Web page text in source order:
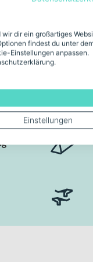
Unterstützung auf
für lange Gravel-
Scheibenbremsen
M6100 Kette für
700x45c Reifen
E-
das Orbea
auf
dir ein großartiges
findest du unter
Einstellungen anpassen.
Einstellungen